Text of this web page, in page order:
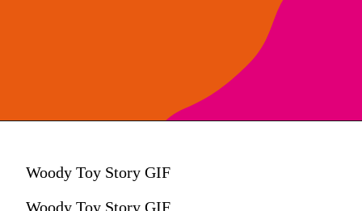
Woody Toy Story GIF
Woody Toy Story GIF